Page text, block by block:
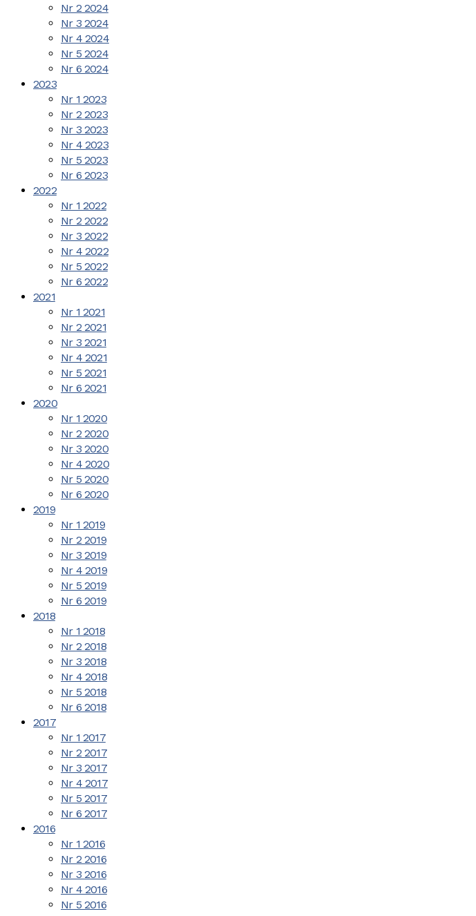
Nr 2 2024
Nr 3 2024
Nr 4 2024
Nr 5 2024
Nr 6 2024
2023
Nr 1 2023
Nr 2 2023
Nr 3 2023
Nr 4 2023
Nr 5 2023
Nr 6 2023
2022
Nr 1 2022
Nr 2 2022
Nr 3 2022
Nr 4 2022
Nr 5 2022
Nr 6 2022
2021
Nr 1 2021
Nr 2 2021
Nr 3 2021
Nr 4 2021
Nr 5 2021
Nr 6 2021
2020
Nr 1 2020
Nr 2 2020
Nr 3 2020
Nr 4 2020
Nr 5 2020
Nr 6 2020
2019
Nr 1 2019
Nr 2 2019
Nr 3 2019
Nr 4 2019
Nr 5 2019
Nr 6 2019
2018
Nr 1 2018
Nr 2 2018
Nr 3 2018
Nr 4 2018
Nr 5 2018
Nr 6 2018
2017
Nr 1 2017
Nr 2 2017
Nr 3 2017
Nr 4 2017
Nr 5 2017
Nr 6 2017
2016
Nr 1 2016
Nr 2 2016
Nr 3 2016
Nr 4 2016
Nr 5 2016